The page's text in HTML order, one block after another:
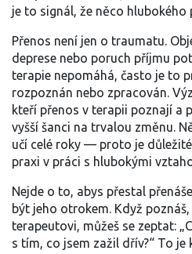
je to signál, že něco hlubokého
Přenos není jen o traumatu.
deprese nebo poruch příjmu
terapie nepomáhá, často je to
rozpoznán nebo zpracován.
kteří přenos v terapii poznají a
vyšší šanci na trvalou změnu.
učí celé roky — proto je
praxi v práci s hlubokými
Nejde o to, abys přestal
být jeho otrokem. Když
terapeutovi, můžeš se zeptat:
s tím, co jsem zažil dřív?“ To